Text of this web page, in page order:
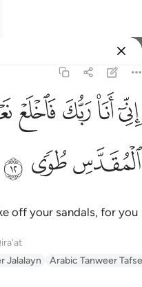
اني انا ربك
إِنِّىٓ أَنَا۠ رَبُّكَ فَٱخْلَعْ
ﲺﲻﲼﲽ
ﳁﳂ ﳃ
off your sandals, for you
Jalalayn Arabic Tanweer